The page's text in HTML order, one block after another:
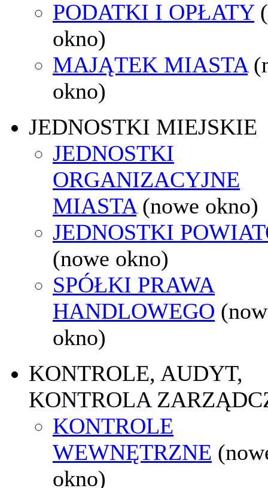
PODATKI I OPŁATY
okno)
MAJĄTEK MIASTA
okno)
JEDNOSTKI MIEJSKIE
JEDNOSTKI
ORGANIZACYJNE
MIASTA (nowe okno)
JEDNOSTKI
(nowe okno)
SPÓŁKI PRAWA
HANDLOWEGO
okno)
KONTROLE, AUDYT,
KONTROLA
KONTROLE
WEWNĘTRZNE
okno)